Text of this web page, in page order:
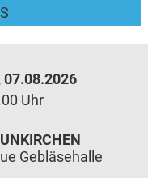
07.08.2026
Uhr
Gebläsehalle